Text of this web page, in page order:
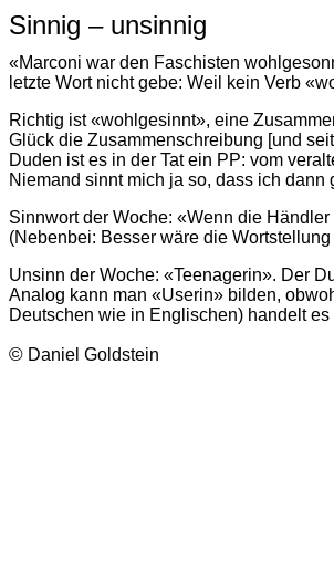
Sinnig – unsinnig
«Marconi war den Faschisten
letzte Wort nicht gebe: Weil kein Verb
Richtig ist «wohlgesinnt», eine
Glück die Zusammenschreibung [und
Duden ist es in der Tat ein PP: vom
Niemand sinnt mich ja so, dass ich dann
Sinnwort der Woche: «Wenn die
(Nebenbei: Besser wäre die
Unsinn der Woche: «Teenagerin». Der
Analog kann man «Userin» bilden,
Deutschen wie in Englischen) handelt
© Daniel Goldstein